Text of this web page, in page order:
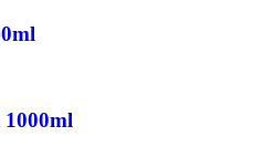
1000ml